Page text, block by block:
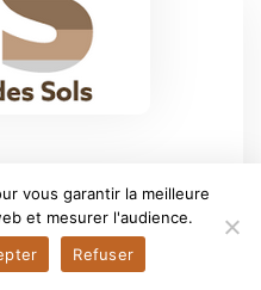
l’estimation
dans le cadre de
vous garantir la meilleure
et mesurer l'audience.
Refuser